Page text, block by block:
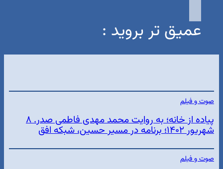
عمیق تر بروید :
صوت و فیلم
پیاده از خانه؛ به روایت محمد مهدی فاطمی صدر. ۸
شهریور ۱۴۰۲؛ برنامه در مسیر حسین، شبکه افق
صوت و فیلم